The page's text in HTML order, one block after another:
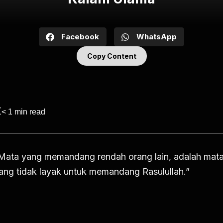
Facebook WhatsApp
Copy Content
< 1 min read
yang memandang rendah orang lain, adalah
tidak layak untuk memandang Rasulullah.”